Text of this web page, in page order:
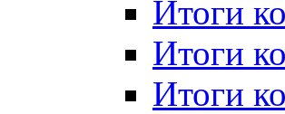
Итоги
Итоги
Итоги